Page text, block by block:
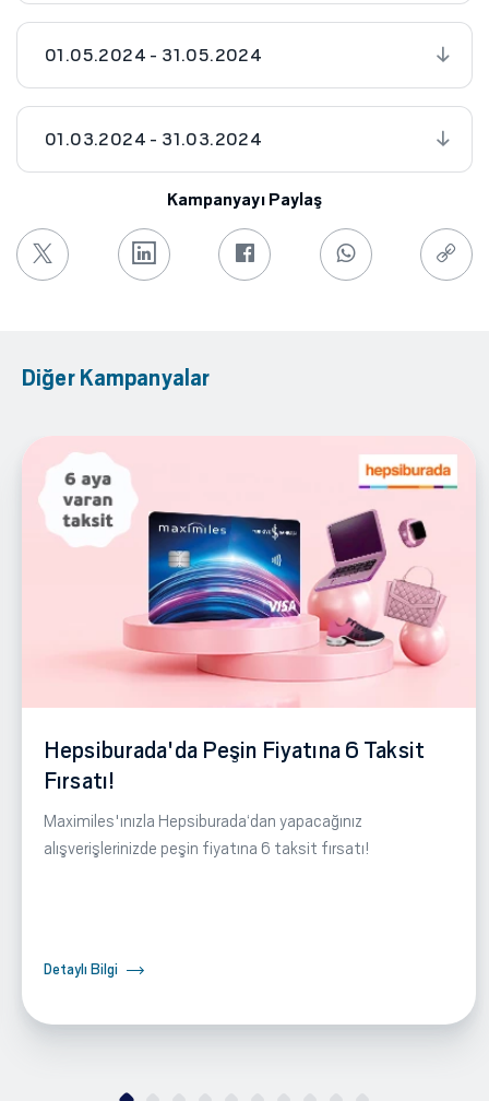
01.05.2024 - 31.05.2024
01.03.2024 - 31.03.2024
Kampanyayı Paylaş
Diğer Kampanyalar
Hepsiburada'da Peşin Fiyatına 6 Taksit
Fırsatı!
Maximiles'ınızla Hepsiburada‘dan yapacağınız
alışverişlerinizde peşin fiyatına 6 taksit fırsatı!
Detaylı Bilgi